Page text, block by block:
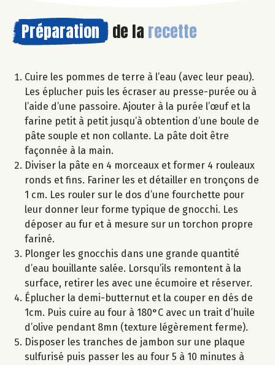
Préparation de la recette
Cuire les pommes de terre à l’eau (avec leur peau).
Les éplucher puis les écraser au presse-purée ou à
l’aide d’une passoire. Ajouter à la purée l’œuf et la
farine petit à petit jusqu’à obtention d’une boule de
pâte souple et non collante. La pâte doit être
façonnée à la main.
Diviser la pâte en 4 morceaux et former 4 rouleaux
ronds et fins. Fariner les et détailler en tronçons de
1 cm. Les rouler sur le dos d’une fourchette pour
leur donner leur forme typique de gnocchi. Les
déposer au fur et à mesure sur un torchon propre
fariné.
Plonger les gnocchis dans une grande quantité
d’eau bouillante salée. Lorsqu’ils remontent à la
surface, retirer les avec une écumoire et réserver.
Éplucher la demi-butternut et la couper en dés de
1cm. Puis cuire au four à 180°C avec un trait d’huile
d’olive pendant 8mn (texture légèrement ferme).
Disposer les tranches de jambon sur une plaque
sulfurisé puis passer les au four 5 à 10 minutes à